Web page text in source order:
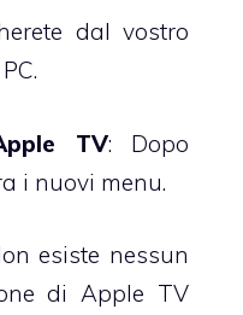
dal vostro
TV: Dopo
i nuovi menu.
esiste nessun
di Apple TV